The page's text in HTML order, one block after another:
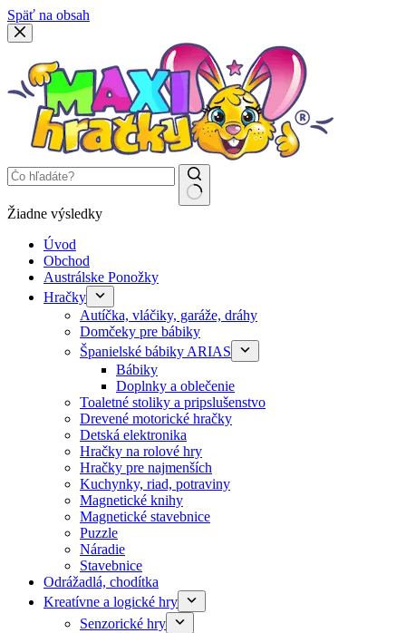
Späť na obsah
Žiadne výsledky
Úvod
Obchod
Austrálske Ponožky
Hračky
Autíčka, vláčiky, garáže, dráhy
Domčeky pre bábiky
Španielské bábiky ARIAS
Bábiky
Doplnky a oblečenie
Toaletné stoliky a pripslušenstvo
Drevené motorické hračky
Detská elektronika
Hračky na rolové hry
Hračky pre najmenších
Kuchynky, riad, potraviny
Magnetické knihy
Magnetické stavebnice
Puzzle
Náradie
Stavebnice
Odrážadlá, chodítka
Kreatívne a logické hry
Senzorické hry